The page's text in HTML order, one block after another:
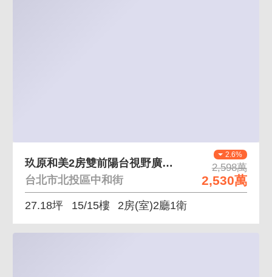
2.6%
2,598萬
2,530萬
玖原和美2房雙前陽台視野廣闊山景戶
台北市北投區中和街
27.18坪 15/15樓 2房(室)2廳1衛